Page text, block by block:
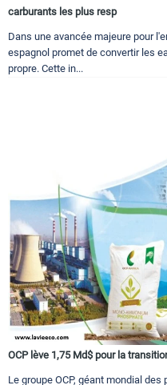
carburants les plus resp
Dans une avancée majeure pour
espagnol promet de convertir les
propre. Cette in...
OCP lève 1,75 Md$ pour la
Le groupe OCP, géant mondial